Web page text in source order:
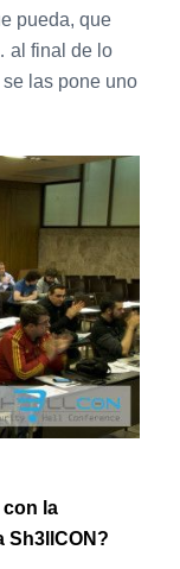
pueda, que
al final de lo
las pone uno
la
Sh3llCON?